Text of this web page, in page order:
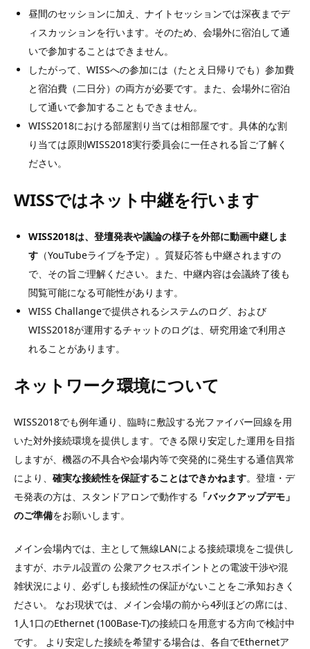
昼間のセッションに加え、ナイトセッションでは深夜までデ
ィスカッションを行います。そのため、会場外に宿泊して通
いで参加することはできません。
したがって、WISSへの参加には（たとえ日帰りでも）参加費
と宿泊費（二日分）の両方が必要です。また、会場外に宿泊
して通いで参加することもできません。
WISS2018における部屋割り当ては相部屋です。具体的な割
り当ては原則WISS2018実行委員会に一任される旨ご了解く
ださい。
WISSではネット中継を行います
WISS2018は、登壇発表や議論の様子を外部に動画中継しま
す （YouTubeライブを予定）。質疑応答も中継されますの
で、その旨ご理解ください。また、中継内容は会議終了後も
閲覧可能になる可能性があります。
WISS Challangeで提供されるシステムのログ、および
WISS2018が運用するチャットのログは、研究用途で利用さ
れることがあります。
ネットワーク環境について
WISS2018でも例年通り、臨時に敷設する光ファイバー回線を用
いた対外接続環境を提供します。できる限り安定した運用を目指
しますが、機器の不具合や会場内等で突発的に発生する通信異常
により、 確実な接続性を保証することはできかねます。登壇・デ
モ発表の方は、スタンドアロンで動作する 「バックアップデモ」
のご準備をお願いします。
メイン会場内では、主として無線LANによる接続環境をご提供し
ますが、ホテル設置の 公衆アクセスポイントとの電波干渉や混
雑状況により、必ずしも接続性の保証がないことをご承知おきく
ださい。 なお現状では、メイン会場の前から4列ほどの席には、
1人1口のEthernet (100Base-T)の接続口を用意する方向で検討中
です。 より安定した接続を希望する場合は、各自でEthernetア